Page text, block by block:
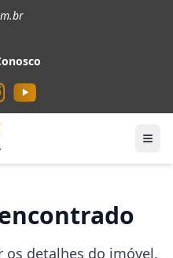
os detalhes do imóvel.